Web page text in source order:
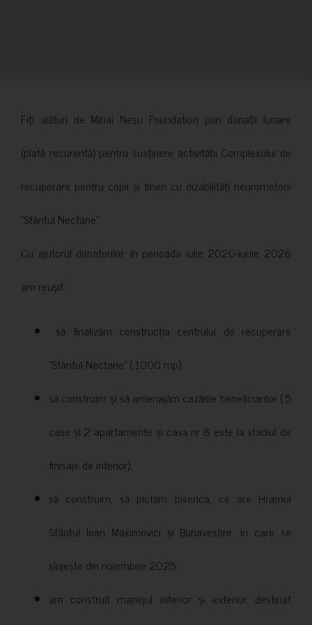
Fiți alături de Mihai Neșu Foundation prin donații lunare
(plată recurentă) pentru susținere activității Complexului de
recuperare pentru copii și tineri cu dizabilități neuromotorii
”Sfântul Nectarie”.
Cu ajutorul donatorilor, în perioada iulie 2020-iunie 2026
am reușit:
să finalizăm construcția centrului de recuperare
”Sfântul Nectarie” ( 1000 mp);
să construim și să amenajăm cazările beneficiarilor ( 5
case și 2 apartamente și casa nr 8 este la stadiul de
finisaje de interior);
să construim, să pictăm biserica, ce are Hramul
Sfântul Ioan Maximovici și Bunavestire, în care se
slujește din noiembrie 2025;
am construit manejul interior și exterior, destinat